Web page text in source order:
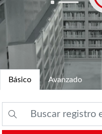
Básico Avanzado